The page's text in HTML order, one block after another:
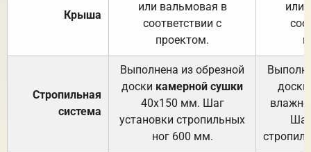
Крыша
или вальмовая в
соответствии с
проектом.
или
Стропильная
система
Выполнена из обрезной
доски камерной сушки
40х150 мм. Шаг
установки стропильных
ног 600 мм.
доски